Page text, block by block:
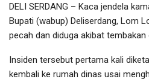
DELI SERDANG – Kaca jendela
Bupati (wabup) Deliserdang, Lom
pecah dan diduga akibat
Insiden tersebut pertama kali
kembali ke rumah dinas usai